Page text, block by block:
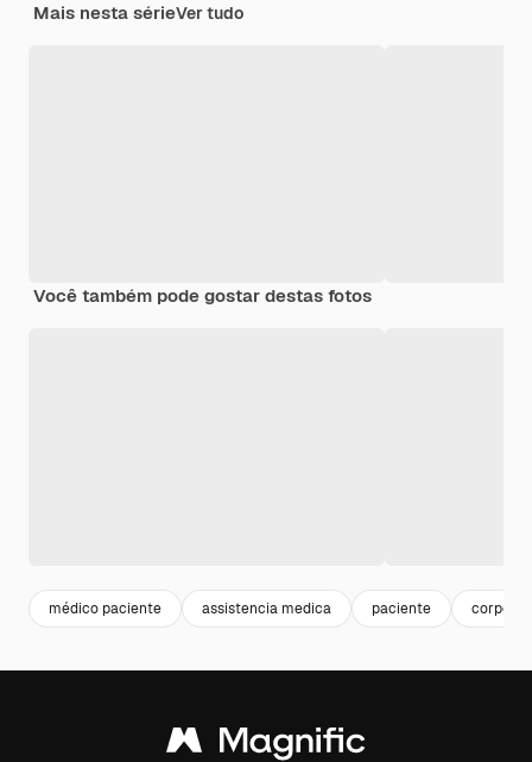
Mais nesta sérieVer tudo
Você também pode gostar destas fotos
médico paciente assistencia medica paciente corpo